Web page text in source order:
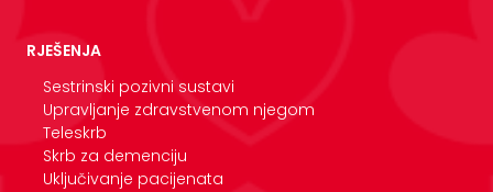
RJEŠENJA
Sestrinski pozivni sustavi
Upravljanje zdravstvenom njegom
Teleskrb
Skrb za demenciju
Uključivanje pacijenata